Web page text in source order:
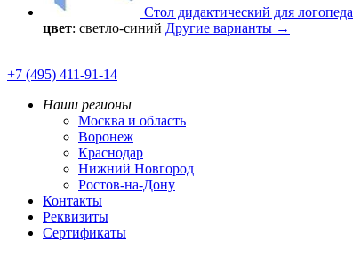
Стол дидактический для логопеда
цвет: светло-синий Другие варианты →
+7 (495) 411-91-14
Наши регионы
Москва и область
Воронеж
Краснодар
Нижний Новгород
Ростов-на-Дону
Контакты
Реквизиты
Сертификаты